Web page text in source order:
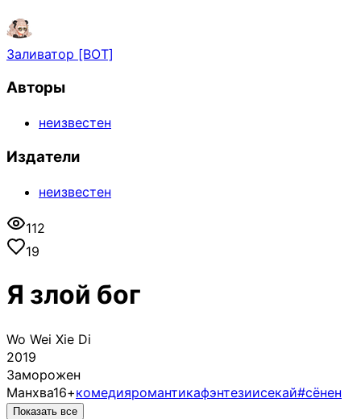
Заливатор [BOT]
Авторы
неизвестен
Издатели
неизвестен
112
19
Я злой бог
Wo Wei Xie Di
2019
Заморожен
Манхва16+комедияромантикафэнтезиисекай#сёнен
Показать все